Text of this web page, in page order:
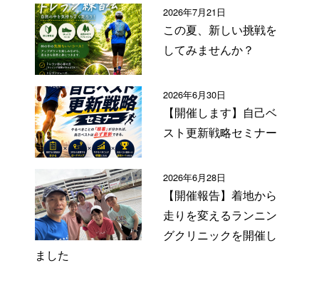
2026年7月21日
この夏、新しい挑戦を
してみませんか？
2026年6月30日
【開催します】自己ベ
スト更新戦略セミナー
2026年6月28日
【開催報告】着地から
走りを変えるランニン
グクリニックを開催し
ました